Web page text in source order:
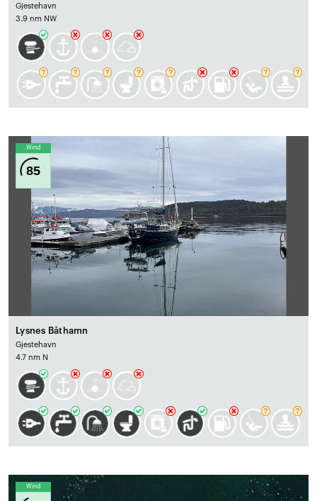
Gjestehavn
3.9 nm NW
Wind
85
Lysnes Båthamn
Gjestehavn
4.7 nm N
Wind